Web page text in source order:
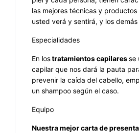
las mejores técnicas y
usted verá y sentirá, y los
Especialidades
En lostratamientos capilaresse
capilar que nos dará la pauta
prevenir la caída del cabello,
un shampoo según el caso.
Equipo
Nuestra mejor carta de